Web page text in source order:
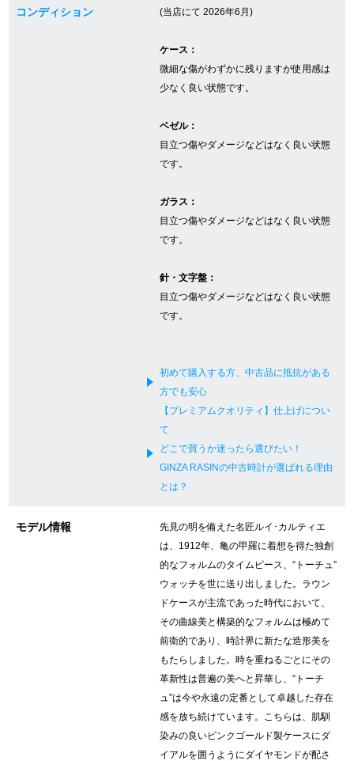
GINZA RASINについて
GINZA RASINの中古腕時計について
店舗情報
大阪心斎橋店
GINZA RASIN公式ブログ
SNS・動画
For Overseas Customers
简体中文
コンディション (当店にて 2026年6月)
ケース：
微細な傷がわずかに残りますが使用感は
少なく良い状態です。
ベゼル：
目立つ傷やダメージなどはなく良い状態
です。
ガラス：
目立つ傷やダメージなどはなく良い状態
です。
針・文字盤：
目立つ傷やダメージなどはなく良い状態
です。
初めて購入する方、中古品に抵抗がある
方でも安心
【プレミアムクオリティ】仕上げについ
て
どこで買うか迷ったら選びたい！
GINZA RASINの中古時計が選ばれる理由
とは？
モデル情報
先見の明を備えた名匠ルイ･カルティエ
は、1912年、亀の甲羅に着想を得た独創
的なフォルムのタイムピース、“トーチュ”
ウォッチを世に送り出しました。ラウン
ドケースが主流であった時代において、
その曲線美と構築的なフォルムは極めて
前衛的であり、時計界に新たな造形美を
もたらしました。時を重ねるごとにその
革新性は普遍の美へと昇華し、“トーチ
ュ”は今や永遠の定番として卓越した存在
感を放ち続けています。こちらは、肌馴
染みの良いピンクゴールド製ケースにダ
イアルを囲うようにダイヤモンドが配さ